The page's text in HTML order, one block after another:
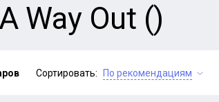
Way Out ()
Сортировать: По рекомендациям